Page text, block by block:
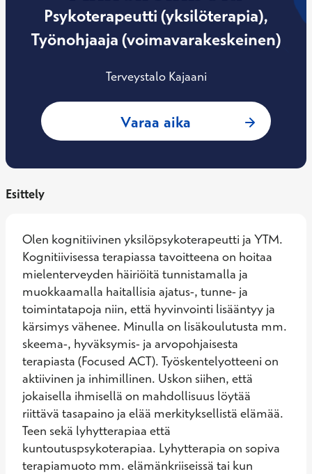
Psykoterapeutti (yksilöterapia),
Työnohjaaja (voimavarakeskeinen)
Terveystalo Kajaani
Varaa aika : Anneli
Esittely
Olen kognitiivinen yksilöpsykoterapeutti ja YTM.
Kognitiivisessa terapiassa tavoitteena on hoitaa
mielenterveyden häiriöitä tunnistamalla ja
muokkaamalla haitallisia ajatus-, tunne- ja
toimintatapoja niin, että hyvinvointi lisääntyy ja
kärsimys vähenee. Minulla on lisäkoulutusta mm.
skeema-, hyväksymis- ja arvopohjaisesta
terapiasta (Focused ACT). Työskentelyotteeni on
aktiivinen ja inhimillinen. Uskon siihen, että
jokaisella ihmisellä on mahdollisuus löytää
riittävä tasapaino ja elää merkityksellistä elämää.
Teen sekä lyhytterapiaa että
kuntoutuspsykoterapiaa. Lyhytterapia on sopiva
terapiamuoto mm. elämänkriiseissä tai kun